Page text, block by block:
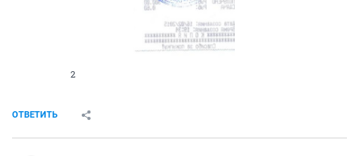
2
ОТВЕТИТЬ